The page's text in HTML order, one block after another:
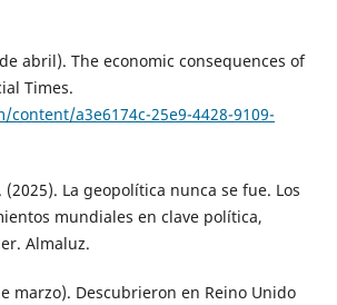
abril). The economic consequences of
Times.
a3e6174c-25e9-4428-9109-
La geopolítica nunca se fue. Los
mundiales en clave política,
Almaluz.
marzo). Descubrieron en Reino Unido